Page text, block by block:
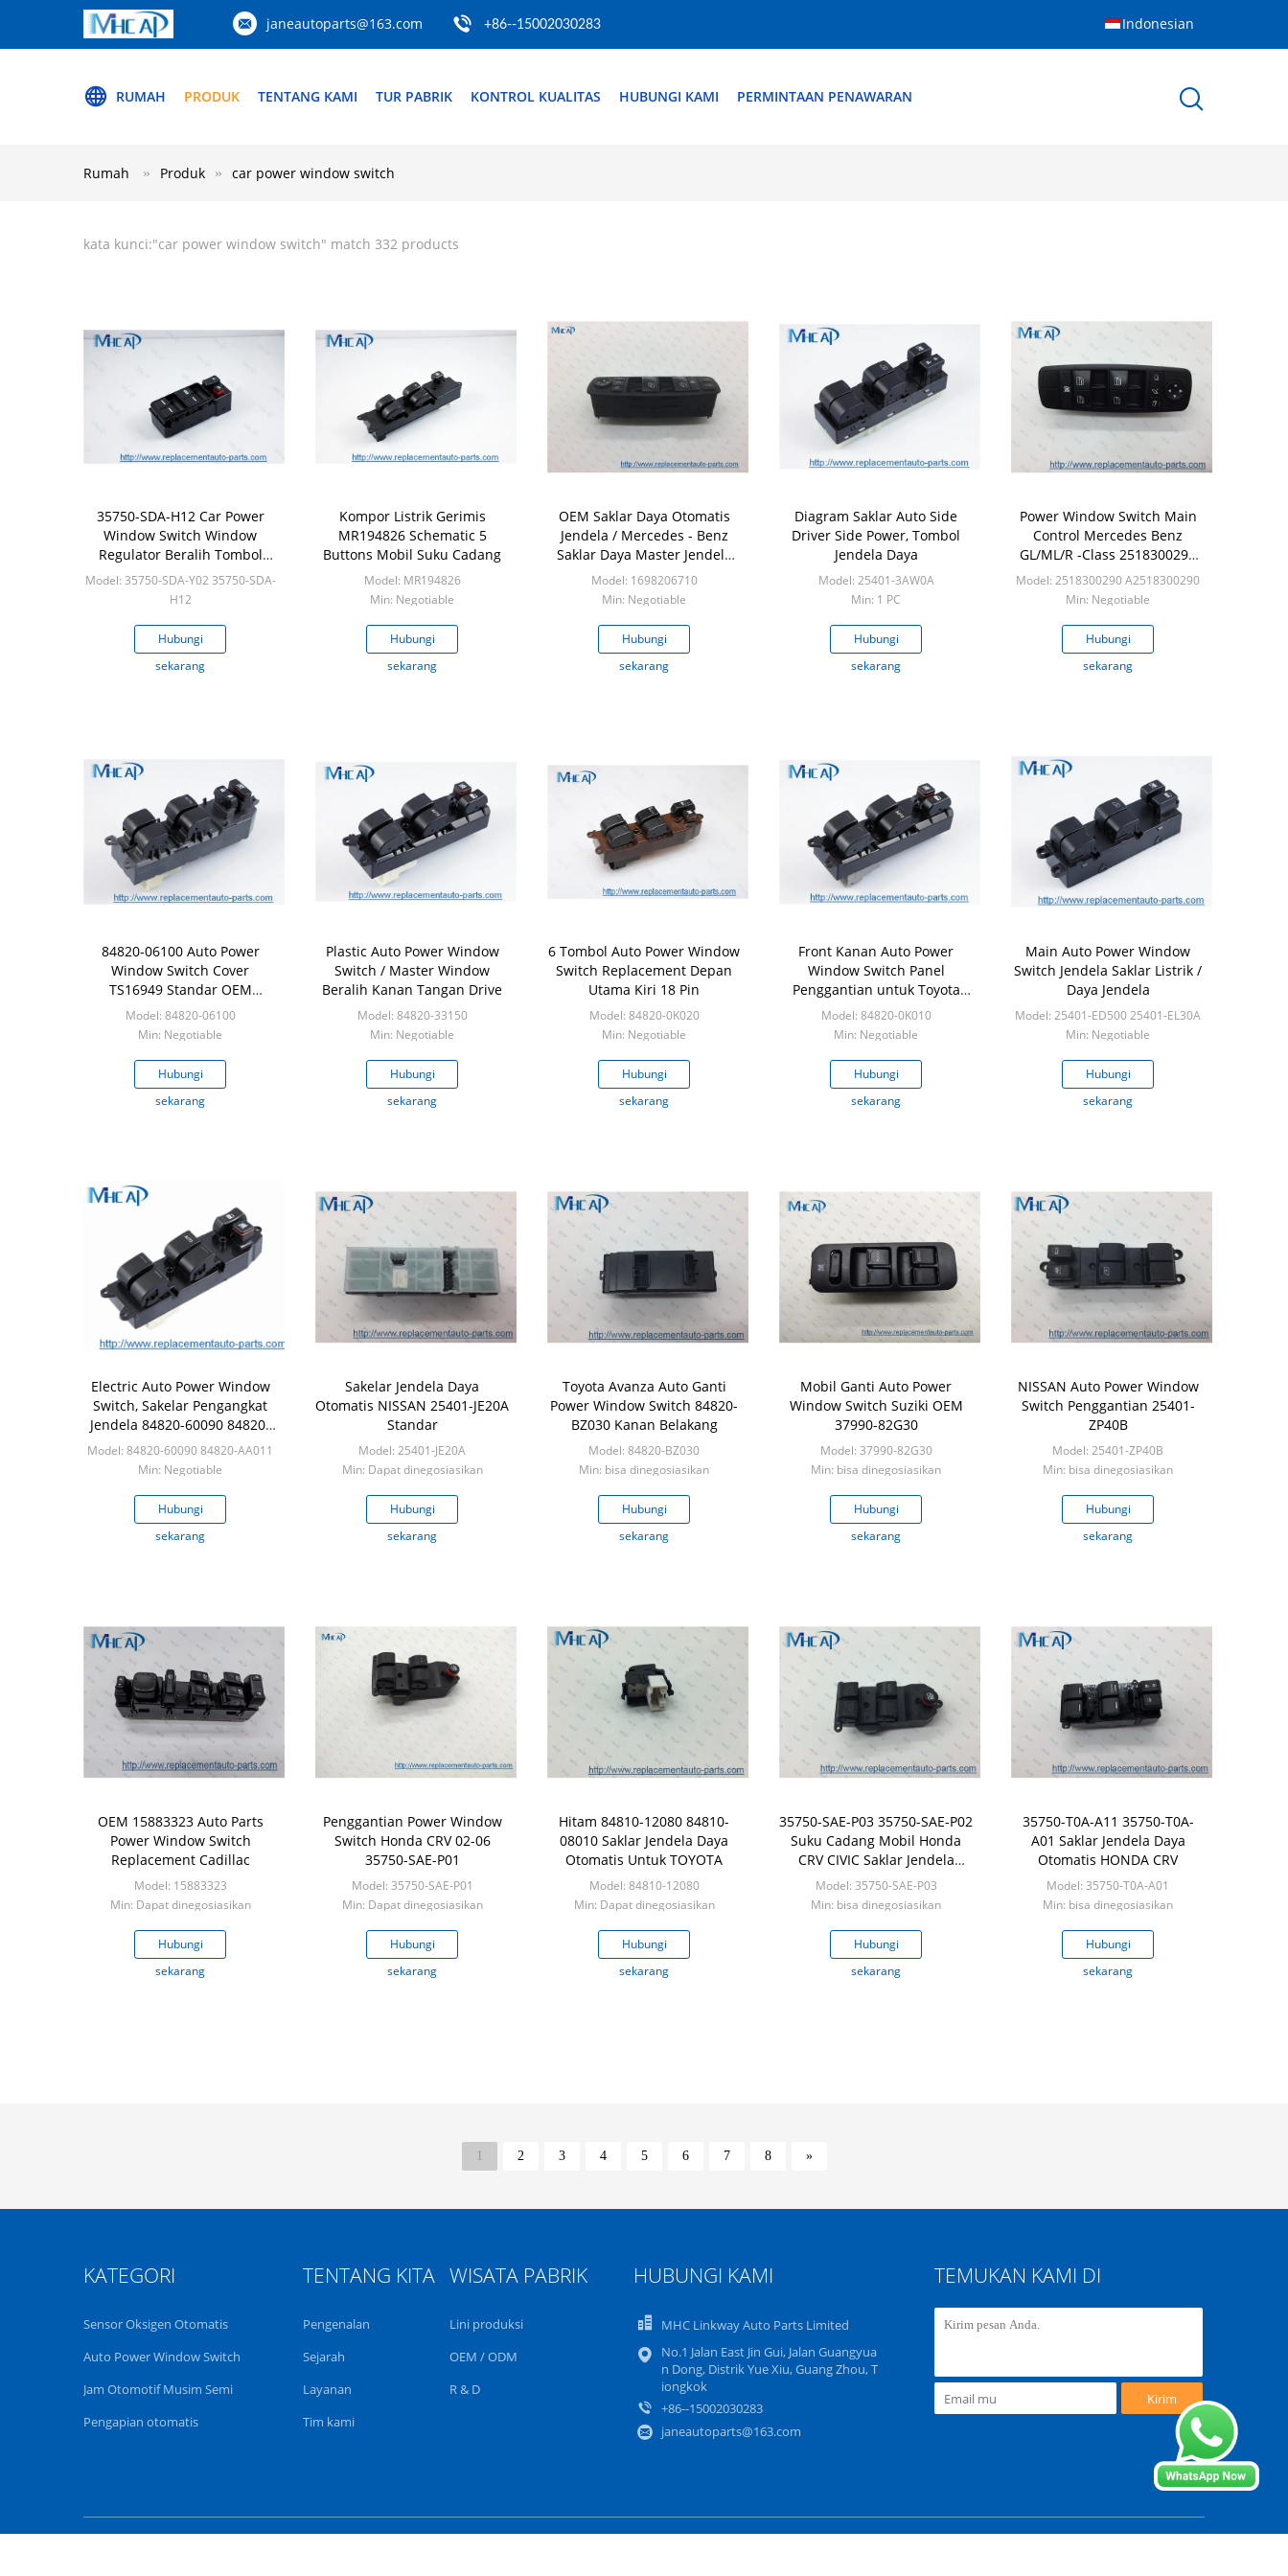
janeautoparts@163.com +86--15002030283 Indonesian
RUMAH PRODUK TENTANG KAMI TUR PABRIK KONTROL KUALITAS HUBUNGI KAMI PERMINTAAN PENAWARAN
Rumah Produk car power window switch
kata kunci:"car power window switch" match 332 products
35750-SDA-H12 Car Power
Window Switch Window
Regulator Beralih Tombol
Jendela Mobil
Model: 35750-SDA-Y02 35750-SDA-
H12
Hubungi
sekarang
Kompor Listrik Gerimis
MR194826 Schematic 5
Buttons Mobil Suku Cadang
Model: MR194826
Min: Negotiable
Hubungi
sekarang
OEM Saklar Daya Otomatis
Jendela / Mercedes - Benz
Saklar Daya Master Jendela
1698206710
Model: 1698206710
Min: Negotiable
Hubungi
sekarang
Diagram Saklar Auto Side
Driver Side Power, Tombol
Jendela Daya
Model: 25401-3AW0A
Min: 1 PC
Hubungi
sekarang
Power Window Switch Main
Control Mercedes Benz
GL/ML/R -Class 2518300290
A2518300290Model: 2518300290 A2518300290
Min: Negotiable
Hubungi
sekarang
84820-06100 Auto Power
Window Switch Cover
TS16949 Standar OEM
Intertek
Model: 84820-06100
Min: Negotiable
Hubungi
sekarang
Plastic Auto Power Window
Switch / Master Window
Beralih Kanan Tangan Drive
Model: 84820-33150
Min: Negotiable
Hubungi
sekarang
6 Tombol Auto Power Window
Switch Replacement Depan
Utama Kiri 18 Pin
Model: 84820-0K020
Min: Negotiable
Hubungi
sekarang
Front Kanan Auto Power
Window Switch Panel
Penggantian untuk Toyota
Hilux Vigo
Model: 84820-0K010
Min: Negotiable
Hubungi
sekarang
Main Auto Power Window
Switch Jendela Saklar Listrik /
Daya Jendela
Model: 25401-ED500 25401-EL30A
Min: Negotiable
Hubungi
sekarang
Electric Auto Power Window
Switch, Sakelar Pengangkat
Jendela 84820-60090 84820-
AA011
Model: 84820-60090 84820-AA011
Min: Negotiable
Hubungi
sekarang
Sakelar Jendela Daya
Otomatis NISSAN 25401-JE20A
Standar
Model: 25401-JE20A
Min: Dapat dinegosiasikan
Hubungi
sekarang
Toyota Avanza Auto Ganti
Power Window Switch 84820-
BZ030 Kanan Belakang
Model: 84820-BZ030
Min: bisa dinegosiasikan
Hubungi
sekarang
Mobil Ganti Auto Power
Window Switch Suziki OEM
37990-82G30
Model: 37990-82G30
Min: bisa dinegosiasikan
Hubungi
sekarang
NISSAN Auto Power Window
Switch Penggantian 25401-
ZP40B
Model: 25401-ZP40B
Min: bisa dinegosiasikan
Hubungi
sekarang
OEM 15883323 Auto Parts
Power Window Switch
Replacement Cadillac
Model: 15883323
Min: Dapat dinegosiasikan
Hubungi
sekarang
Penggantian Power Window
Switch Honda CRV 02-06
35750-SAE-P01
Model: 35750-SAE-P01
Min: Dapat dinegosiasikan
Hubungi
sekarang
Hitam 84810-12080 84810-
08010 Saklar Jendela Daya
Otomatis Untuk TOYOTA
Model: 84810-12080
Min: Dapat dinegosiasikan
Hubungi
sekarang
35750-SAE-P03 35750-SAE-P02
Suku Cadang Mobil Honda
CRV CIVIC Saklar Jendela
Listrik
Model: 35750-SAE-P03
Min: bisa dinegosiasikan
Hubungi
sekarang
35750-T0A-A11 35750-T0A-
A01 Saklar Jendela Daya
Otomatis HONDA CRV
Model: 35750-T0A-A01
Min: bisa dinegosiasikan
Hubungi
sekarang
1 2 3 4 5 6 7 8 »
KATEGORI
Sensor Oksigen Otomatis
Auto Power Window Switch
Jam Otomotif Musim Semi
Pengapian otomatis
TENTANG KITA
Pengenalan
Sejarah
Layanan
Tim kami
WISATA PABRIK
Lini produksi
OEM / ODM
R & D
HUBUNGI KAMI
MHC Linkway Auto Parts Limited
No.1 Jalan East Jin Gui, Jalan Guangyua
n Dong, Distrik Yue Xiu, Guang Zhou, T
iongkok
+86--15002030283
janeautoparts@163.com
TEMUKAN KAMI DI
Kirim